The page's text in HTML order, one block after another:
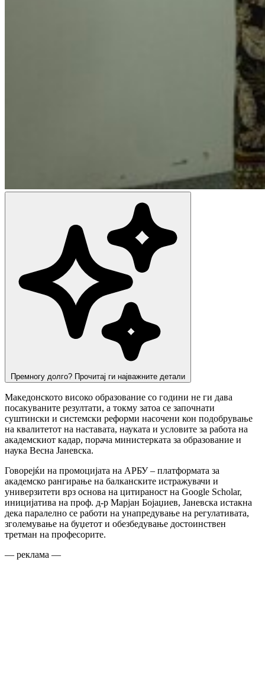
Премногу долго? Прочитај ги најважните детали
Македонското високо образование со години не ги дава
посакуваните резултати, а токму затоа се започнати
суштински и системски реформи насочени кон подобрување
на квалитетот на наставата, науката и условите за работа на
академскиот кадар, порача министерката за образование и
наука Весна Јаневска.
Говорејќи на промоцијата на АРБУ – платформата за
академско рангирање на балканските истражувачи и
универзитети врз основа на цитираност на Google Scholar,
иницијатива на проф. д-р Марјан Бојаџиев, Јаневска истакна
дека паралелно се работи на унапредување на регулативата,
зголемување на буџетот и обезбедување достоинствен
третман на професорите.
— реклама —